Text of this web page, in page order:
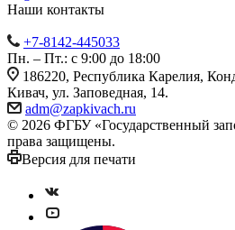
Наши контакты
+7-8142-445033
Пн. – Пт.: с 9:00 до 18:00
186220, Республика Карелия,
Кивач, ул. Заповедная, 14.
adm@zapkivach.ru
© 2026 ФГБУ «Государственный
права защищены.
Версия для печати